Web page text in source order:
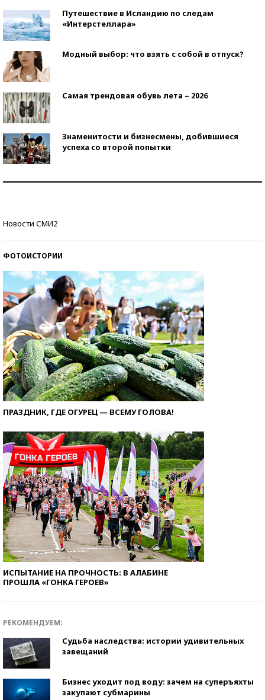
Путешествие в Исландию по следам
«Интерстеллара»
Модный выбор: что взять с собой в отпуск?
Самая трендовая обувь лета – 2026
Знаменитости и бизнесмены, добившиеся
успеха со второй попытки
Новости СМИ2
ФОТОИСТОРИИ
ПРАЗДНИК, ГДЕ ОГУРЕЦ — ВСЕМУ ГОЛОВА!
ИСПЫТАНИЕ НА ПРОЧНОСТЬ: В АЛАБИНЕ
ПРОШЛА «ГОНКА ГЕРОЕВ»
РЕКОМЕНДУЕМ:
Судьба наследства: истории удивительных
завещаний
Бизнес уходит под воду: зачем на суперъяхты
закупают субмарины